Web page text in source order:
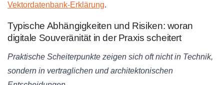
Vektordatenbank‑Erklärung.
Typische Abhängigkeiten und Risiken: woran
digitale Souveränität in der Praxis scheitert
Praktische Scheiterpunkte zeigen sich oft nicht in Technik,
sondern in vertraglichen und architektonischen